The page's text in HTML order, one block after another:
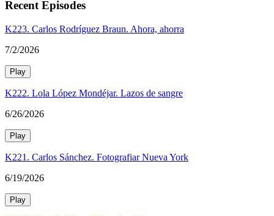
Recent Episodes
K223. Carlos Rodríguez Braun. Ahora, ahorra
7/2/2026
Play
K222. Lola López Mondéjar. Lazos de sangre
6/26/2026
Play
K221. Carlos Sánchez. Fotografiar Nueva York
6/19/2026
Play